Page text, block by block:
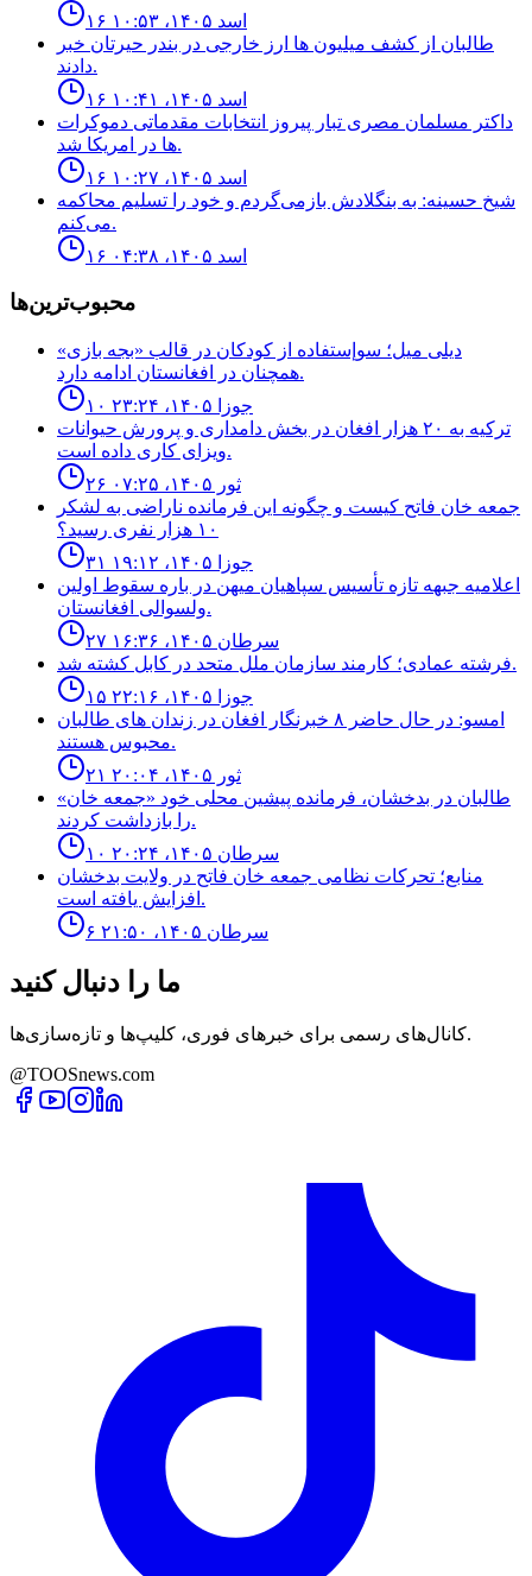
۱۶ اسد ۱۴۰۵، ۱۰:۵۳
طالبان از كشف ميليون ها ارز خارجى در بندر حيرتان خبر
دادند.
۱۶ اسد ۱۴۰۵، ۱۰:۴۱
داكتر مسلمان مصرى تبار پيروز انتخابات مقدماتى دموكرات
ها در امريكا شد.
۱۶ اسد ۱۴۰۵، ۱۰:۲۷
شیخ حسینه: به بنگلادش بازمی‌گردم و خود را تسلیم محاکمه
می‌کنم.
۱۶ اسد ۱۴۰۵، ۰۴:۳۸
محبوب‌ترین‌ها
ديلى ميل؛ سوإستفاده از كودكان در قالب «بجه بازى»
همچنان در افغانستان ادامه دارد.
۱۰ جوزا ۱۴۰۵، ۲۳:۲۴
ترکیه به ۲۰ هزار افغان در بخش دامداری و پرورش حیوانات
ویزای کاری داده است.
۲۶ ثور ۱۴۰۵، ۰۷:۲۵
جمعه خان فاتح كيست و چگونه اين فرمانده ناراضى به لشكر
١٠ هزار نفرى رسيد؟
۳۱ جوزا ۱۴۰۵، ۱۹:۱۲
اعلاميه جبهه تازه تأسيس سپاهيان ميهن در باره سقوط اولين
ولسوالى افغانستان.
۲۷ سرطان ۱۴۰۵، ۱۶:۳۶
فرشته عمادى؛ كارمند سازمان ملل متحد در كابل كشته شد.
۱۵ جوزا ۱۴۰۵، ۲۲:۱۶
امسو: در حال حاضر ۸ خبرنگار افغان در زندان‌ های طالبان
محبوس هستند.
۲۱ ثور ۱۴۰۵، ۲۰:۰۴
طالبان در بدخشان، فرمانده پیشین محلی خود «جمعه خان»
را بازداشت کردند.
۱۰ سرطان ۱۴۰۵، ۲۰:۲۴
منابع؛ تحركات نظامى جمعه خان فاتح در ولايت بدخشان
افزايش يافته است.
۶ سرطان ۱۴۰۵، ۲۱:۵۰
ما را دنبال کنید
کانال‌های رسمی برای خبرهای فوری، کلیپ‌ها و تازه‌سازی‌ها.
@TOOSnews.com